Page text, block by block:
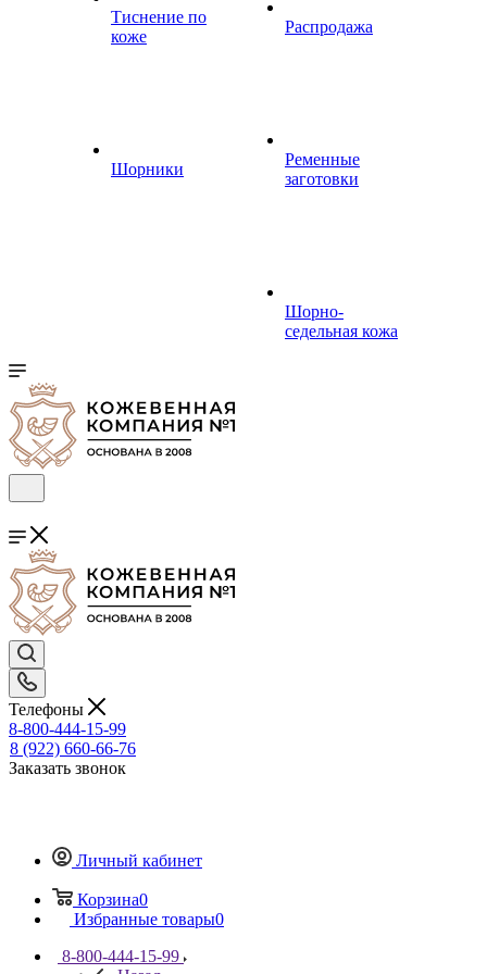
Тиснение по
коже
Шорники
Распродажа
Ременные
заготовки
Шорно-
седельная кожа
Телефоны
8-800-444-15-99
8 (922) 660-66-76
Заказать звонок
Личный кабинет
Корзина0
Избранные товары0
8-800-444-15-99